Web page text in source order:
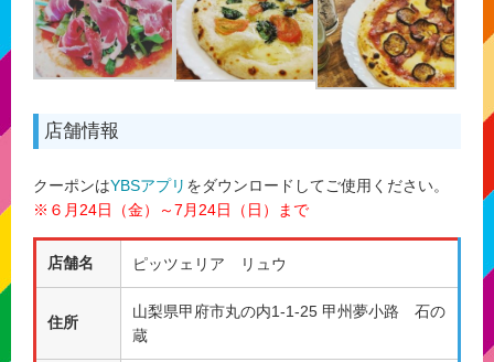
店舗情報
クーポンはYBSアプリ をダウンロードしてご使用ください。
※６月24日（金）～7 月24日（日）まで
店舗名 ピッツェリア リュウ
住所
山梨県甲府市丸の内1-1-25 甲州夢小路 石の
蔵